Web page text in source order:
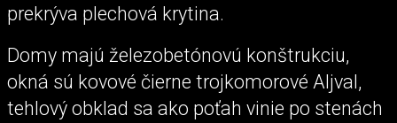
prekrýva plechová krytina.
Domy majú železobetónovú konštrukciu,
okná sú kovové čierne trojkomorové Aljval,
tehlový obklad sa ako poťah vinie po stenách